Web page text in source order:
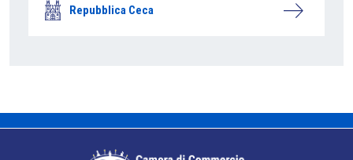
Repubblica Ceca